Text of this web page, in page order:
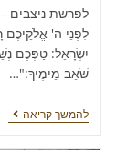
לפרשת ניצבים
לִפְנֵי ה' אֱלֹקֵיכֶם
יִשְׂרָאֵל: טַפְּכֶם
שֹׁאֵב מֵימֶיךָ:"…
להמשך קריאה